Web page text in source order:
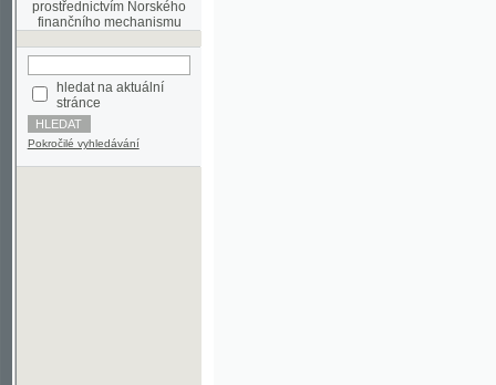
hledat na aktuální
stránce
Pokročilé vyhledávání